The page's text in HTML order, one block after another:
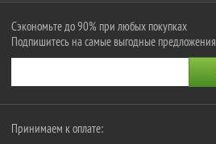
Сэкономьте до 90% при любых покупках
Подпишитесь на самые выгодные предложения
Принимаем к оплате: